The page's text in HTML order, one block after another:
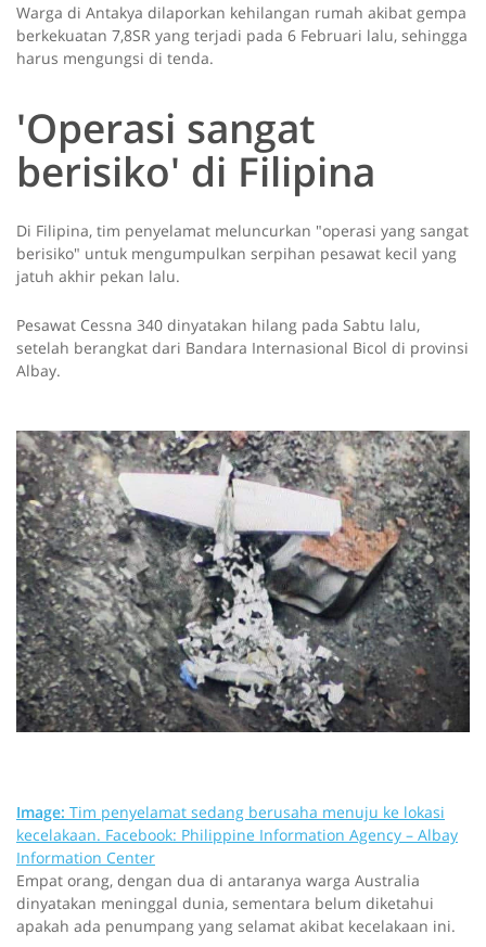
Warga di Antakya dilaporkan kehilangan rumah akibat gempa
berkekuatan 7,8SR yang terjadi pada 6 Februari lalu, sehingga
harus mengungsi di tenda.
'Operasi sangat
berisiko' di Filipina
Di Filipina, tim penyelamat meluncurkan "operasi yang sangat
berisiko" untuk mengumpulkan serpihan pesawat kecil yang
jatuh akhir pekan lalu.
Pesawat Cessna 340 dinyatakan hilang pada Sabtu lalu,
setelah berangkat dari Bandara Internasional Bicol di provinsi
Albay.
Image: Tim penyelamat sedang berusaha menuju ke lokasi
kecelakaan. Facebook: Philippine Information Agency – Albay
Information Center
Empat orang, dengan dua di antaranya warga Australia
dinyatakan meninggal dunia, sementara belum diketahui
apakah ada penumpang yang selamat akibat kecelakaan ini.